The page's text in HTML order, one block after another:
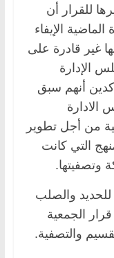
للقرار أن
الإيفاء
غير قادرة على
الإدارة
أنهم سبق
الادارة
من أجل تطوير
التي كانت
وتصفيتها.
والصلب
قرار الجمعية
والتصفية.